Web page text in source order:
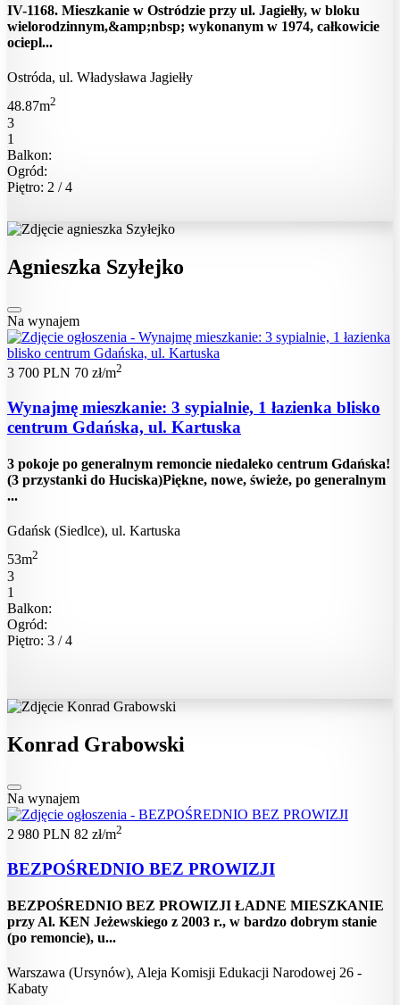
IV-1168. Mieszkanie w Ostródzie przy ul. Jagiełły, w bloku
wielorodzinnym,&amp;nbsp; wykonanym w 1974, całkowicie
ociepl...
Ostróda, ul. Władysława Jagiełły
48.87m2
3
1
Balkon:
Ogród:
Piętro: 2 / 4
Agnieszka Szyłejko
Na wynajem
3 700 PLN 70 zł/m2
Wynajmę mieszkanie: 3 sypialnie, 1 łazienka blisko
centrum Gdańska, ul. Kartuska
3 pokoje po generalnym remoncie niedaleko centrum Gdańska!
(3 przystanki do Huciska)Piękne, nowe, świeże, po generalnym
...
Gdańsk (Siedlce), ul. Kartuska
53m2
3
1
Balkon:
Ogród:
Piętro: 3 / 4
Konrad Grabowski
Na wynajem
2 980 PLN 82 zł/m2
BEZPOŚREDNIO BEZ PROWIZJI
BEZPOŚREDNIO BEZ PROWIZJI ŁADNE MIESZKANIE
przy Al. KEN Jeżewskiego z 2003 r., w bardzo dobrym stanie
(po remoncie), u...
Warszawa (Ursynów), Aleja Komisji Edukacji Narodowej 26 -
Kabaty